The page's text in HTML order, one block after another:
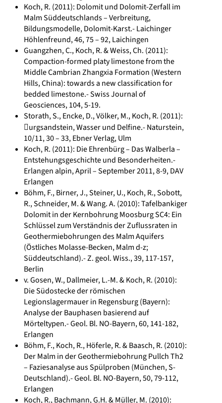
Koch, R. (2011): Dolomit und Dolomit-Zerfall im
Malm Süddeutschlands – Verbreitung,
Bildungsmodelle, Dolomit-Karst.- Laichinger
Höhlenfreund, 46, 75 – 92, Laichingen
Guangzhen, C., Koch, R. & Weiss, Ch. (2011):
Compaction-formed platy limestone from the
Middle Cambrian Zhangxia Formation (Western
Hills, China): towards a new classification for
bedded limestone.- Swiss Journal of
Geosciences, 104, 5-19.
Storath, S., Encke, D., Völker, M., Koch, R. (2011):
urgsandstein, Wasser und Delfine.- Naturstein,
10/11, 30 – 33, Ebner Verlag, Ulm
Koch, R. (2011): Die Ehrenbürg – Das Walberla –
Entstehungsgeschichte und Besonderheiten.-
Erlangen alpin, April – September 2011, 8-9, DAV
Erlangen
Böhm, F., Birner, J., Steiner, U., Koch, R., Sobott,
R., Schneider, M. & Wang. A. (2010): Tafelbankiger
Dolomit in der Kernbohrung Moosburg SC4: Ein
Schlüssel zum Verständnis der Zuflussraten in
Geothermiebohrungen des Malm Aquifers
(Östliches Molasse-Becken, Malm d-z;
Süddeutschland).- Z. geol. Wiss., 39, 117-157,
Berlin
v. Gosen, W., Dallmeier, L.-M. & Koch, R. (2010):
Die Südostecke der römischen
Legionslagermauer in Regensburg (Bayern):
Analyse der Bauphasen basierend auf
Mörteltypen.- Geol. Bl. NO-Bayern, 60, 141-182,
Erlangen
Böhm, F., Koch, R., Höferle, R. & Baasch, R. (2010):
Der Malm in der Geothermiebohrung Pullch Th2
– Faziesanalyse aus Spülproben (München, S-
Deutschland).- Geol. Bl. NO-Bayern, 50, 79-112,
Erlangen
Koch, R., Bachmann, G.H. & Müller, M. (2010):